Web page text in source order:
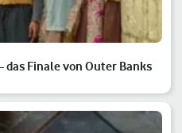
das Finale von Outer Banks